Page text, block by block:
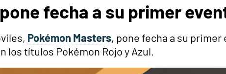
fecha a su primer
Pokémon Masters, pone fecha a su
los títulos Pokémon Rojo y Azul.